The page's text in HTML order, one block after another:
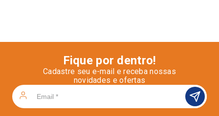
Fique por dentro!
Cadastre seu e-mail e receba nossas
novidades e ofertas